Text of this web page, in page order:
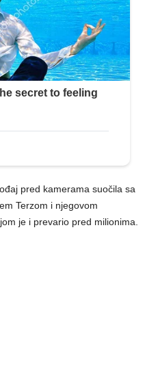
pred kamerama suočila sa
Terzom i njegovom
je i prevario pred milionima.